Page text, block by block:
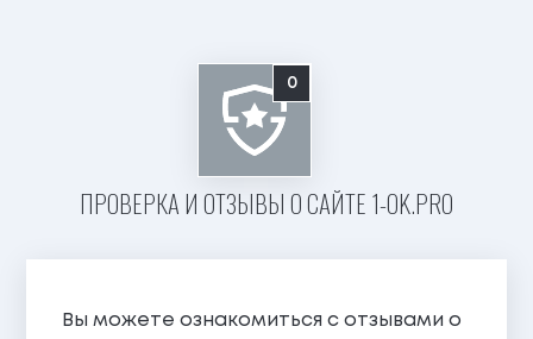
0
ПРОВЕРКА И ОТЗЫВЫ О САЙТЕ 1-OK.PRO
Вы можете ознакомиться с отзывами о